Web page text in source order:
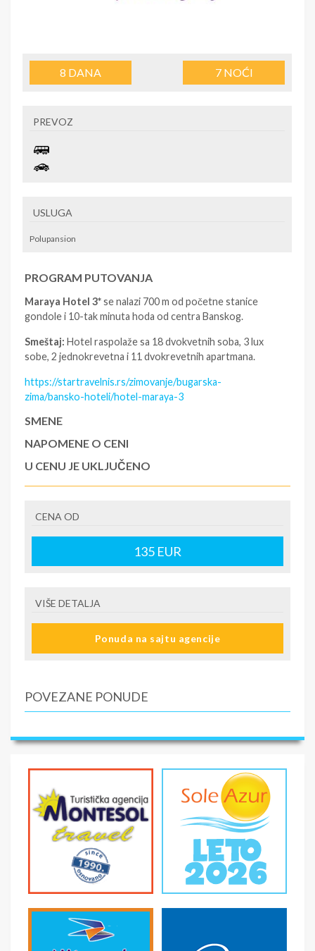
8 DANA 7NOĆI
PREVOZ
USLUGA
Polupansion
PROGRAM PUTOVANJA
Maraya Hotel 3*se nalazi 700 m od početne stanice
gondole i 10-tak minuta hoda od centra Banskog.
Smeštaj: Hotel raspolaže sa 18 dvokvetnih soba, 3 lux
sobe, 2 jednokrevetna i 11 dvokrevetnih apartmana.
https://startravelnis.rs/zimovanje/bugarska-
zima/bansko-hoteli/hotel-maraya-3
SMENE
NAPOMENE O CENI
U CENU JE UKLJUČENO
U CENU NIJE UKLJUČENO
CENA OD
135 EUR
VIŠE DETALJA
Ponuda na sajtu agencije
POVEZANE PONUDE